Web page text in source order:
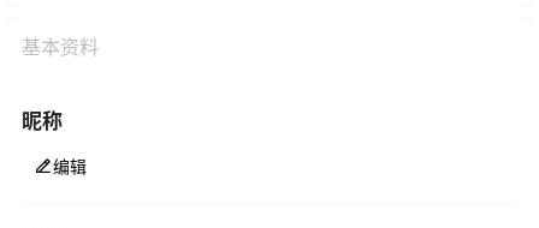
基本资料
昵称
编辑